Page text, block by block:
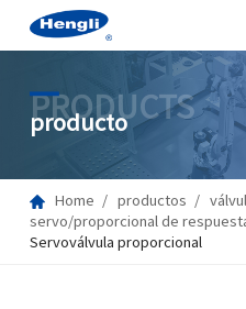
PRODUCTS
producto
Home productos
servo/proporcional de
Servoválvula proporcional